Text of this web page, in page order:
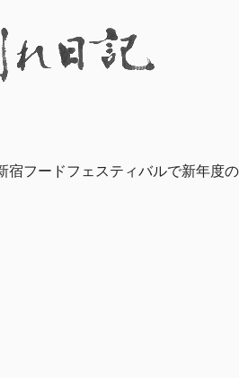
フードフェスティバルで新年度の